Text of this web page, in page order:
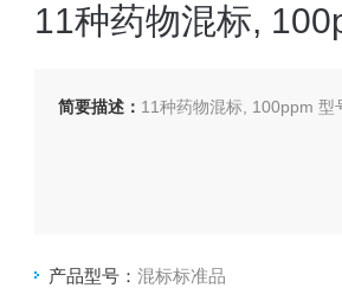
11种药物混标,
简要描述： 11种药物混标, 100ppm
产品型号： 混标标准品